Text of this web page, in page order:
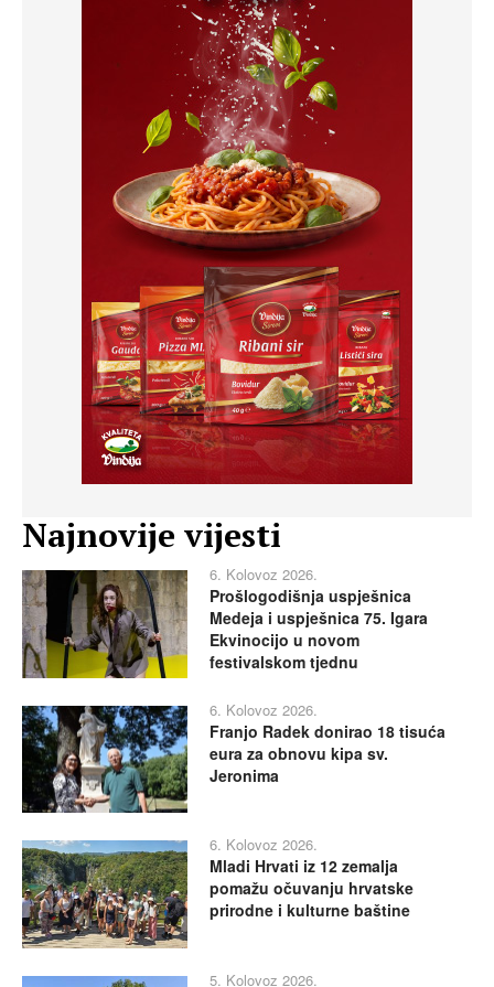
Najnovije vijesti
6. Kolovoz 2026.
Prošlogodišnja uspješnica
Medeja i uspješnica 75. Igara
Ekvinocijo u novom
festivalskom tjednu
6. Kolovoz 2026.
Franjo Radek donirao 18 tisuća
eura za obnovu kipa sv.
Jeronima
6. Kolovoz 2026.
Mladi Hrvati iz 12 zemalja
pomažu očuvanju hrvatske
prirodne i kulturne baštine
5. Kolovoz 2026.